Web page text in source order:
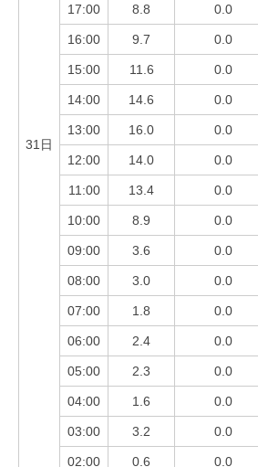
31日
17:00 8.8 0.0
16:00 9.7 0.0
15:00 11.6 0.0
14:00 14.6 0.0
13:00 16.0 0.0
12:00 14.0 0.0
11:00 13.4 0.0
10:00 8.9 0.0
09:00 3.6 0.0
08:00 3.0 0.0
07:00 1.8 0.0
06:00 2.4 0.0
05:00 2.3 0.0
04:00 1.6 0.0
03:00 3.2 0.0
02:00 0.6 0.0